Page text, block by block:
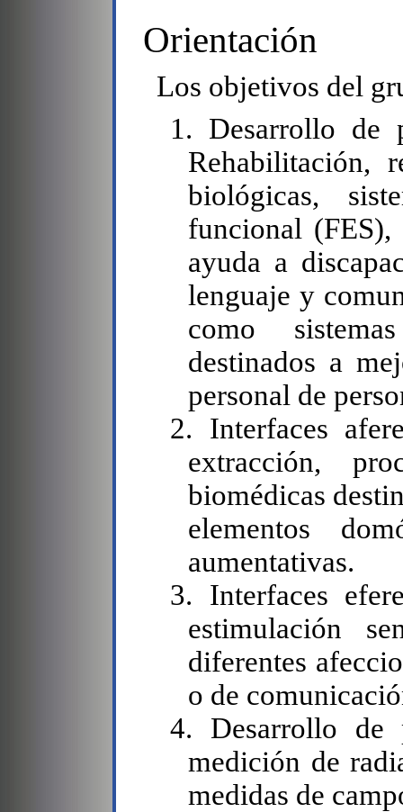
Orientación
Los objetivos del
1. Desarrollo de
Rehabilitación,
biológicas,
funcional
ayuda a
lenguaje y
como
destinados a
personal de
2. Interfaces
extracción,
biomédicas
elementos
aumentativas.
3. Interfaces
estimulación
diferentes
o de
4. Desarrollo de
medición de
medidas de